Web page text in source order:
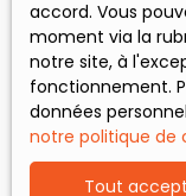
accord. Vous
moment via la
notre site, à
fonctionnement.
données
notre politique de
Tout